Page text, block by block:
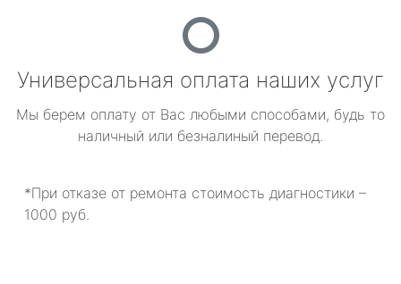
Универсальная оплата наших услуг
Мы берем оплату от Вас любыми способами, будь то
наличный или безналиный перевод.
*При отказе от ремонта стоимость диагностики –
1000 руб.